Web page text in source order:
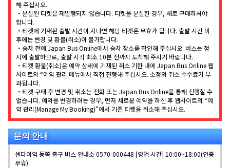
해 주십시오.
・분실된 티켓은 재발행되지 않습니다. 티켓을 분실한 경우, 새로 구매하셔야
합니다.
・티켓에 기재된 출발 시간이 지나면 해당 티켓은 무효가 됩니다. 출발 시간 이
후에는 변경 및 환불(취소)이 불가합니다.
・승차 전에 Japan Bus Online에서 승차 장소를 확인해 주십시오. 버스는 정
시에 출발하므로, 출발 시각 최소 10분 전까지 도착해 주시기 바랍니다.
・티켓 환불(취소)은 예약 상세에 기재된 취소 기한 내에 Japan Bus Online 웹
사이트의 “예약 관리 메뉴에서 직접 진행해 주십시오. 소정의 취소 수수료가 부
과됩니다.
・티켓 구매 후 변경 및 취소는 전화 또는 Japan Bus Online을 통해 진행할 수
없습니다. 예약을 변경하려는 경우, 먼저 새로운 예약을 하신 후 웹사이트의 “예
약 관리(Manage My Booking)”에서 기존 티켓을 취소해 주십시오.
문의 안내
센다이역 동쪽 출구 버스 안내소 0570-000448 [영업 시간] 10:00~18:00(연중
무휴)